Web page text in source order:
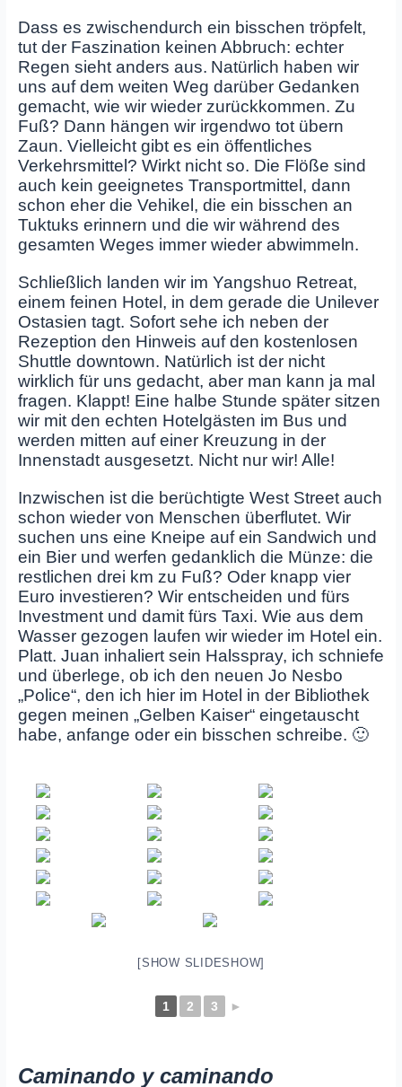
Dass es zwischendurch ein bisschen tröpfelt,
tut der Faszination keinen Abbruch: echter
Regen sieht anders aus. Natürlich haben wir
uns auf dem weiten Weg darüber Gedanken
gemacht, wie wir wieder zurückkommen. Zu
Fuß? Dann hängen wir irgendwo tot übern
Zaun. Vielleicht gibt es ein öffentliches
Verkehrsmittel? Wirkt nicht so. Die Flöße sind
auch kein geeignetes Transportmittel, dann
schon eher die Vehikel, die ein bisschen an
Tuktuks erinnern und die wir während des
gesamten Weges immer wieder abwimmeln.
Schließlich landen wir im Yangshuo Retreat,
einem feinen Hotel, in dem gerade die Unilever
Ostasien tagt. Sofort sehe ich neben der
Rezeption den Hinweis auf den kostenlosen
Shuttle downtown. Natürlich ist der nicht
wirklich für uns gedacht, aber man kann ja mal
fragen. Klappt! Eine halbe Stunde später sitzen
wir mit den echten Hotelgästen im Bus und
werden mitten auf einer Kreuzung in der
Innenstadt ausgesetzt. Nicht nur wir! Alle!
Inzwischen ist die berüchtigte West Street auch
schon wieder von Menschen überflutet. Wir
suchen uns eine Kneipe auf ein Sandwich und
ein Bier und werfen gedanklich die Münze: die
restlichen drei km zu Fuß? Oder knapp vier
Euro investieren? Wir entscheiden und fürs
Investment und damit fürs Taxi. Wie aus dem
Wasser gezogen laufen wir wieder im Hotel ein.
Platt. Juan inhaliert sein Halsspray, ich schniefe
und überlege, ob ich den neuen Jo Nesbo
„Police“, den ich hier im Hotel in der Bibliothek
gegen meinen „Gelben Kaiser“ eingetauscht
habe, anfange oder ein bisschen schreibe. 🙂
[SHOW SLIDESHOW]
1 2 3 ►
Caminando y caminando